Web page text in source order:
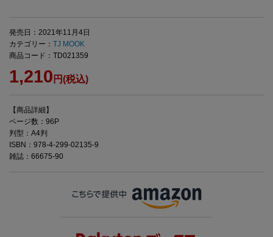
発売日：2021年11月4日
カテゴリー： TJ MOOK
商品コード：TD021359
1,210 円(税込)
【商品詳細】
ページ数：96P
判型：A4判
ISBN：978-4-299-02135-9
雑誌：66675-90